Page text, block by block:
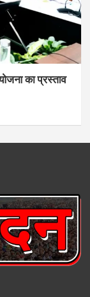
का प्रस्ताव